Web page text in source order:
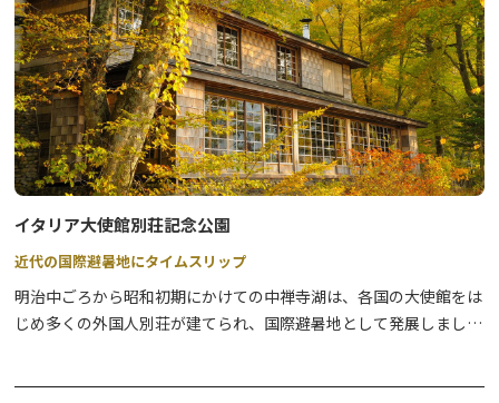
イタリア大使館別荘記念公園
近代の国際避暑地にタイムスリップ
明治中ごろから昭和初期にかけての中禅寺湖は、各国の大使館をは
じめ多くの外国人別荘が建てられ、国際避暑地として発展しまし